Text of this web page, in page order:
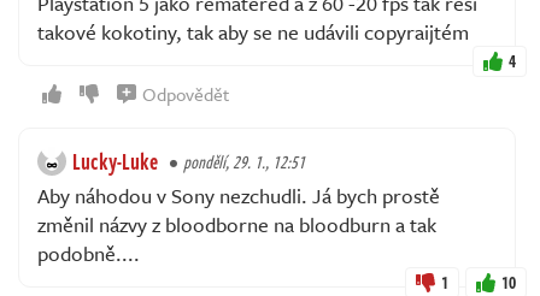
takové kokotiny, tak aby se ne udávili copyraijtém
4
Odpovědět
Lucky-Luke pondělí, 29. 1., 12:51
Aby náhodou v Sony nezchudli. Já bych prostě
změnil názvy z bloodborne na bloodburn a tak
podobně....
1 10